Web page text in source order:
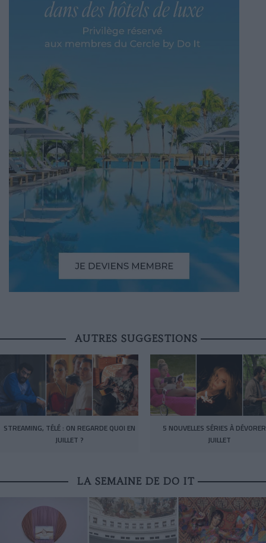
AUTRES SUGGESTIONS
STREAMING, TÉLÉ : ON REGARDE QUOI EN
JUILLET ?
5 NOUVELLES SÉRIES À
JUILLET
LA SEMAINE DE DO IT